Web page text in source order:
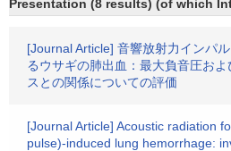
Presentation (8 results) (of which
[Journal Article] 音響放射力インパ
るウサギの肺出血：最大負音圧お
スとの関係についての評価
[Journal Article] Acoustic radiation
pulse)-induced lung hemorrhage: